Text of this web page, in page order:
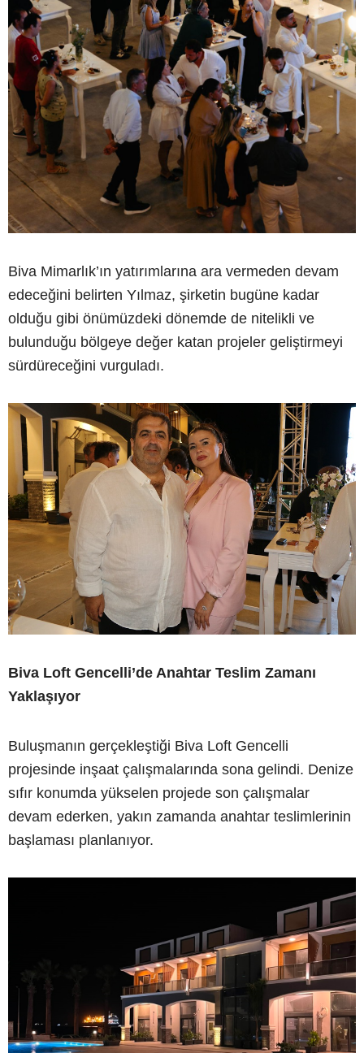
Biva Mimarlık’ın yatırımlarına ara vermeden devam
edeceğini belirten Yılmaz, şirketin bugüne kadar
olduğu gibi önümüzdeki dönemde de nitelikli ve
bulunduğu bölgeye değer katan projeler geliştirmeyi
sürdüreceğini vurguladı.
Biva Loft Gencelli’de Anahtar Teslim Zamanı
Yaklaşıyor
Buluşmanın gerçekleştiği Biva Loft Gencelli
projesinde inşaat çalışmalarında sona gelindi. Denize
sıfır konumda yükselen projede son çalışmalar
devam ederken, yakın zamanda anahtar teslimlerinin
başlaması planlanıyor.